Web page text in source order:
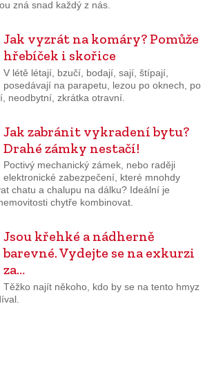
zná snad každý z nás.
Jak vyzrát na komáry? Pomůže
hřebíček i skořice
V létě létají, bzučí, bodají, sají, štípají,
posedávají na parapetu, lezou po oknech, po
neodbytní, zkrátka otravní.
Jak zabránit vykradení bytu?
Drahé zámky nestačí!
Poctivý mechanický zámek, nebo raději
elektronické zabezpečení, které mnohdy
chatu a chalupu na dálku? Ideální je
chytře kombinovat.
Jsou křehké a nádherně
barevné. Vydejte se na exkurzi
za…
Těžko najít někoho, kdo by se na tento hmyz